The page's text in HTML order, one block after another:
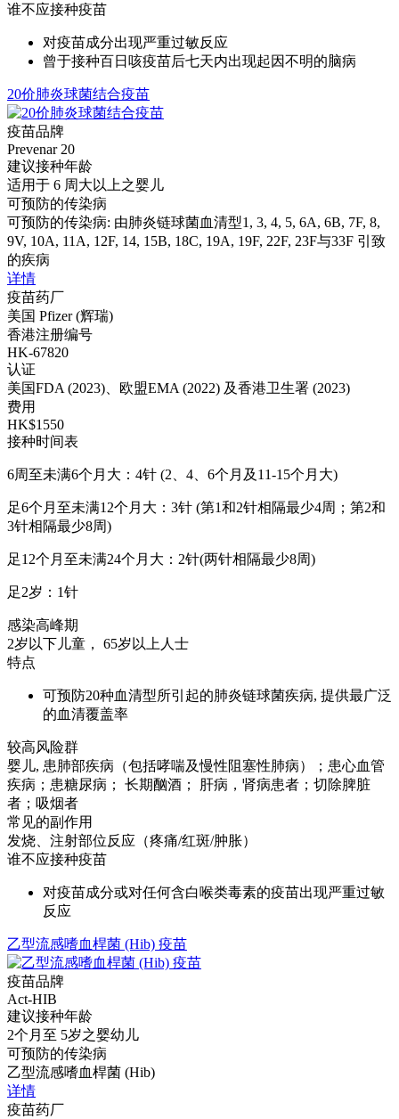
谁不应接种疫苗
对疫苗成分出现严重过敏反应
曾于接种百日咳疫苗后七天内出现起因不明的脑病
20价肺炎球菌结合疫苗
疫苗品牌
Prevenar 20
建议接种年龄
适用于 6 周大以上之婴儿
可预防的传染病
可预防的传染病: 由肺炎链球菌血清型1, 3, 4, 5, 6A, 6B, 7F, 8,
9V, 10A, 11A, 12F, 14, 15B, 18C, 19A, 19F, 22F, 23F与33F 引致
的疾病
详情
疫苗药厂
美国 Pfizer (辉瑞)
香港注册编号
HK-67820
认证
美国FDA (2023)、欧盟EMA (2022) 及香港卫生署 (2023)
费用
HK$1550
接种时间表
6周至未满6个月大：4针 (2、4、6个月及11-15个月大)
足6个月至未满12个月大：3针 (第1和2针相隔最少4周；第2和
3针相隔最少8周)
足12个月至未满24个月大：2针(两针相隔最少8周)
足2岁：1针
感染高峰期
2岁以下儿童， 65岁以上人士
特点
可预防20种血清型所引起的肺炎链球菌疾病, 提供最广泛
的血清覆盖率
较高风险群
婴儿, 患肺部疾病（包括哮喘及慢性阻塞性肺病）；患心血管
疾病；患糖尿病； 长期酗酒； 肝病，肾病患者；切除脾脏
者；吸烟者
常见的副作用
发烧、注射部位反应（疼痛/红斑/肿胀）
谁不应接种疫苗
对疫苗成分或对任何含白喉类毒素的疫苗出现严重过敏
反应
乙型流感嗜血桿菌 (Hib) 疫苗
疫苗品牌
Act-HIB
建议接种年龄
2个月至 5岁之婴幼儿
可预防的传染病
乙型流感嗜血桿菌 (Hib)
详情
疫苗药厂